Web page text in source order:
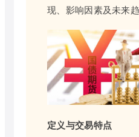
现、影响因素及未来趋
定义与交易特点